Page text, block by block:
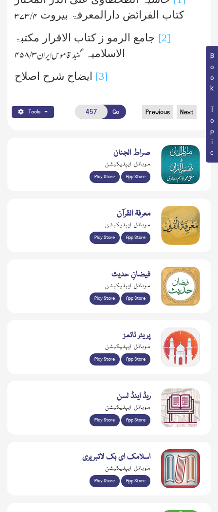
Book Topic
کتاب الفرائض دارالمعرفۃ بیروت ۴/ ۳۷۳
[2] جامع الرمو ز کتاب الاقرار مکتبۃ
الاسلامیہگنبد قاموس ایران۳/ ۴۵۸
[3] ایضاح شرح اصلاح
Tools Go Previous Next
صراط الجنان
موبائل ایپلیکیشن
Play Store App Store
معرفۃ القرآن
موبائل ایپلیکیشن
Play Store App Store
فیضانِ حدیث
موبائل ایپلیکیشن
Play Store App Store
پریئر ٹائمز
موبائل ایپلیکیشن
Play Store App Store
ریڈ اینڈ لسن
موبائل ایپلیکیشن
Play Store App Store
اسلامک ای بک لائبریری
موبائل ایپلیکیشن
Play Store App Store